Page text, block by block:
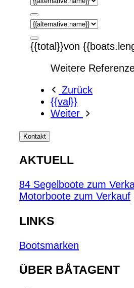
{{total}}von
Weitere
Zurück
{{val}}
Weiter
Kontakt
AKTUELL
84 Segelboote zum
Motorboote zum Verkauf
LINKS
Bootsmarken
ÜBER BÅTAGENT